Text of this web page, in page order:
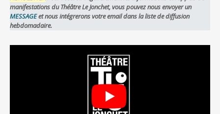
manifestations du Théâtre Le Jonchet, vous pouvez nous envoyer un
MESSAGEet nous intégrerons votre email dans la liste de diffusion
hebdomadaire.